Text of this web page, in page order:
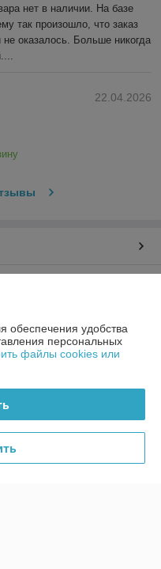
нет в наличии. На базе
так произошло, что заказ
оказалось. Больше никогда
22.04.2026
удобства
персональных
файлы cookies или